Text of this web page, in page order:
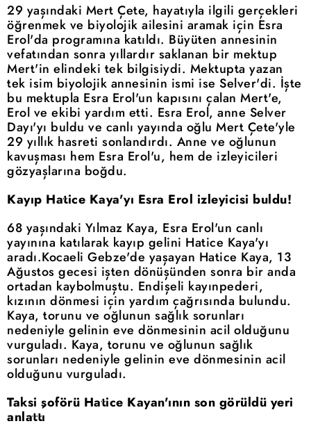
29 yaşındaki Mert Çete, hayatıyla ilgili gerçekleri
öğrenmek ve biyolojik ailesini aramak için Esra
Erol'da programına katıldı. Büyüten annesinin
vefatından sonra yıllardır saklanan bir mektup
Mert'in elindeki tek bilgisiydi. Mektupta yazan
tek isim biyolojik annesinin ismi ise Selver'di. İşte
bu mektupla Esra Erol'un kapısını çalan Mert'e,
Erol ve ekibi yardım etti. Esra Erol, anne Selver
Dayı'yı buldu ve canlı yayında oğlu Mert Çete'yle
29 yıllık hasreti sonlandırdı. Anne ve oğlunun
kavuşması hem Esra Erol'u, hem de izleyicileri
gözyaşlarına boğdu.
Kayıp Hatice Kaya'yı Esra Erol izleyicisi buldu!
68 yaşındaki Yılmaz Kaya, Esra Erol'un canlı
yayınına katılarak kayıp gelini Hatice Kaya'yı
aradı.Kocaeli Gebze'de yaşayan Hatice Kaya, 13
Ağustos gecesi işten dönüşünden sonra bir anda
ortadan kaybolmuştu. Endişeli kayınpederi,
kızının dönmesi için yardım çağrısında bulundu.
Kaya, torunu ve oğlunun sağlık sorunları
nedeniyle gelinin eve dönmesinin acil olduğunu
vurguladı. Kaya, torunu ve oğlunun sağlık
sorunları nedeniyle gelinin eve dönmesinin acil
olduğunu vurguladı.
Taksi şoförü Hatice Kayan'ının son görüldü yeri
anlattı